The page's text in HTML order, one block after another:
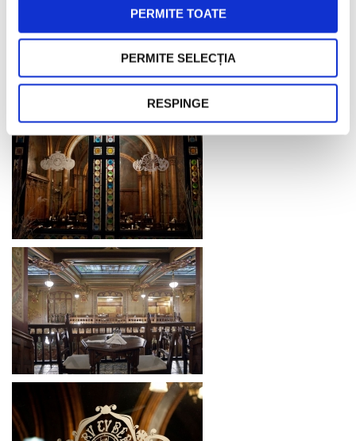
PERMITE TOATE
PERMITE SELECȚIA
RESPINGE